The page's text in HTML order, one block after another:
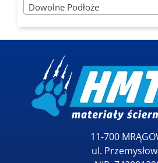
Dowolne Podłoże
11-700
ul.